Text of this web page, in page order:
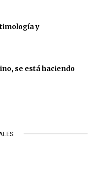
y
se está haciendo